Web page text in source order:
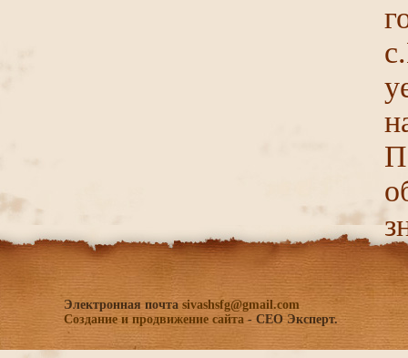
Электронная почта sivashsfg@gmail.com
Создание и продвижение сайта - СЕО Эксперт.